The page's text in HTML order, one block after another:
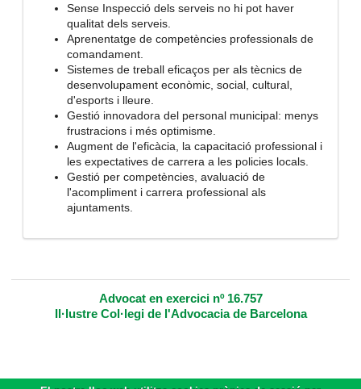
Sense Inspecció dels serveis no hi pot haver
qualitat dels serveis.
Aprenentatge de competències professionals de
comandament.
Sistemes de treball eficaços per als tècnics de
desenvolupament econòmic, social, cultural,
d'esports i lleure.
Gestió innovadora del personal municipal: menys
frustracions i més optimisme.
Augment de l'eficàcia, la capacitació professional i
les expectatives de carrera a les policies locals.
Gestió per competències, avaluació de
l'acompliment i carrera professional als
ajuntaments.
Advocat en exercici nº 16.757
Il·lustre Col·legi de l'Advocacia de Barcelona